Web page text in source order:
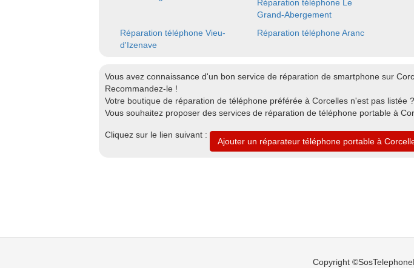
Réparation téléphone Le
Grand-Abergement
Réparation téléphone Vieu-
d'Izenave
Réparation téléphone Aranc
Vous avez connaissance d'un bon service de réparation de smartphone sur
Recommandez-le !
Votre boutique de réparation de téléphone préférée à Corcelles n'est pas listée ?
Vous souhaitez proposer des services de réparation de téléphone portable à
Cliquez sur le lien suivant :
Ajouter un réparateur téléphone portable à
Copyright